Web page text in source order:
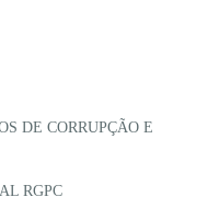
DE CORRUPÇÃO E
RGPC